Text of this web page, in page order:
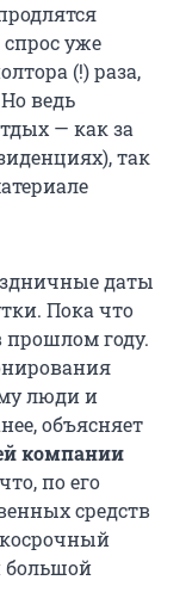
уже
(!) раза,
ведь
— как за
так
даты
Пока что
прошлом году.
люди и
объясняет
компании
по его
средств
большой